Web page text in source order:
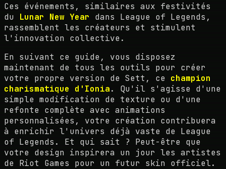
Ces événements, similaires aux festivités
du Lunar New Year dans League of Legends,
rassemblent les créateurs et stimulent
l'innovation collective.
En suivant ce guide, vous disposez
maintenant de tous les outils pour créer
votre propre version de Sett, ce champion
charismatique d'Ionia. Qu'il s'agisse d'une
simple modification de texture ou d'une
refonte complète avec animations
personnalisées, votre création contribuera
à enrichir l'univers déjà vaste de League
of Legends. Et qui sait ? Peut-être que
votre design inspirera un jour les artistes
de Riot Games pour un futur skin officiel.